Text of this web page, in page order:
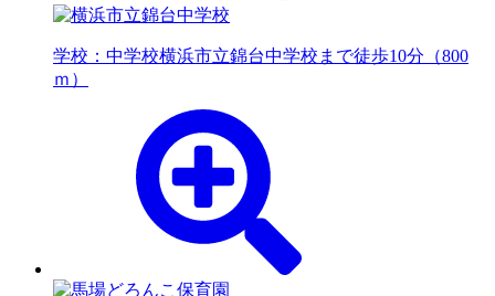
学校：中学校横浜市立錦台中学校まで徒歩10分（800
ｍ）